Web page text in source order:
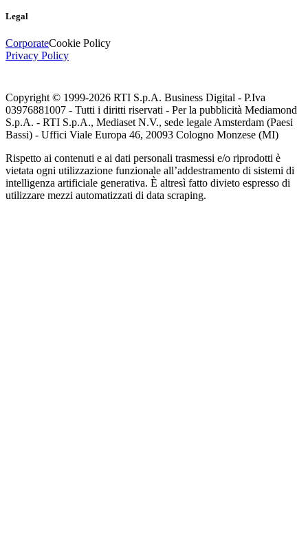
Legal
CorporateCookie Policy
Privacy Policy
Copyright © 1999-2026 RTI S.p.A. Business Digital - P.Iva
03976881007 - Tutti i diritti riservati - Per la pubblicità Mediamond
S.p.A. - RTI S.p.A., Mediaset N.V., sede legale Amsterdam (Paesi
Bassi) - Uffici Viale Europa 46, 20093 Cologno Monzese (MI)
Rispetto ai contenuti e ai dati personali trasmessi e/o riprodotti è
vietata ogni utilizzazione funzionale all’addestramento di sistemi di
intelligenza artificiale generativa. È altresì fatto divieto espresso di
utilizzare mezzi automatizzati di data scraping.